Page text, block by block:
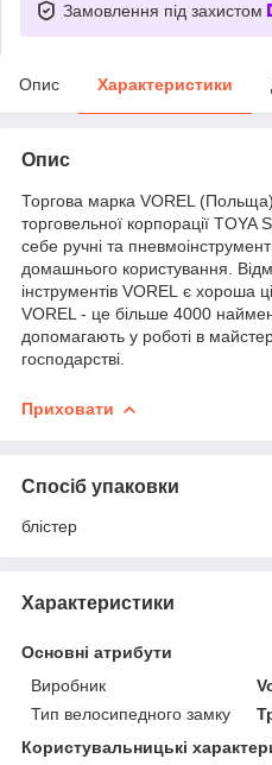
Замовлення під захистом
Опис Характеристики
Опис
Торгова марка VOREL
торговельної корпорації TOYA
себе ручні та
домашнього користування.
інструментів VOREL є хороша
VOREL - це більше 4000
допомагають у роботі в
господарстві.
Приховати
Спосіб упаковки
блістер
Характеристики
Основні атрибути
Виробник
Тип велосипедного замку
Користувальницькі